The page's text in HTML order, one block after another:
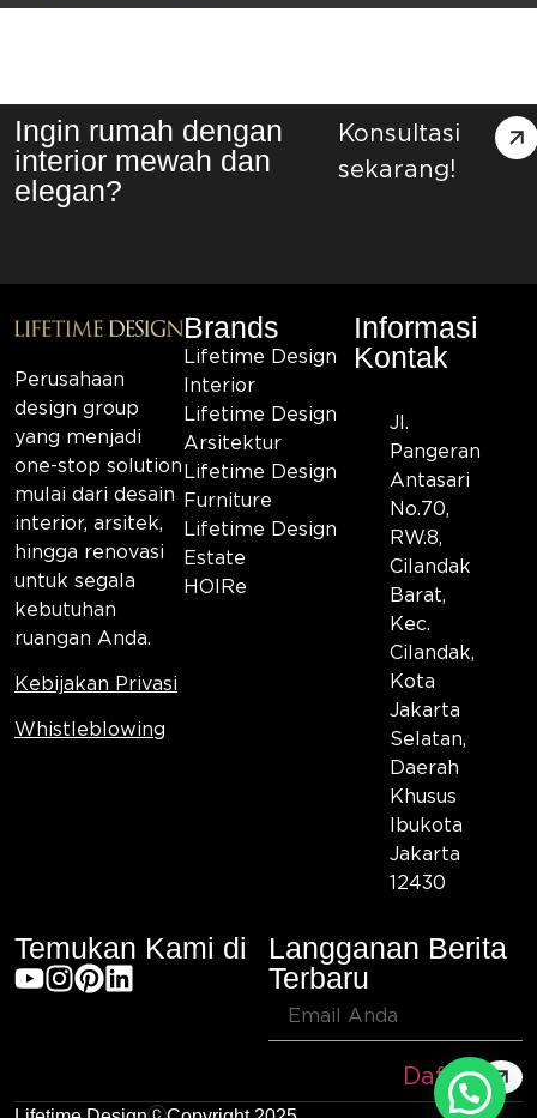
Ingin rumah dengan
interior mewah dan
elegan?
Konsultasi
sekarang!
Perusahaan
design group
yang menjadi
one-stop solution
mulai dari desain
interior, arsitek,
hingga renovasi
untuk segala
kebutuhan
ruangan Anda.
Kebijakan Privasi
Whistleblowing
Brands
Lifetime Design
Interior
Lifetime Design
Arsitektur
Lifetime Design
Furniture
Lifetime Design
Estate
HOIRe
Informasi
Kontak
Jl.
Pangeran
Antasari
No.70,
RW.8,
Cilandak
Barat,
Kec.
Cilandak,
Kota
Jakarta
Selatan,
Daerah
Khusus
Ibukota
Jakarta
12430
Temukan Kami di
Langganan Berita
Terbaru
Daftar